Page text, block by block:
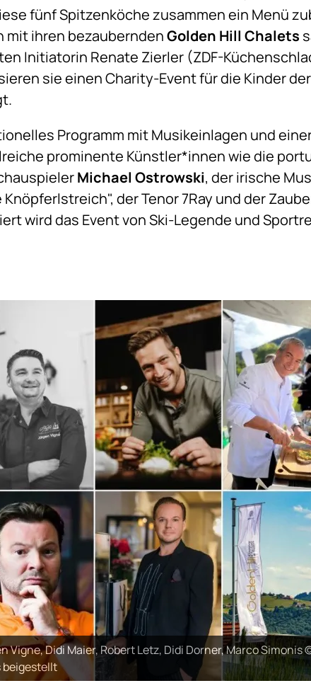
fünf Spitzenköche zusammen ein Menü
mit ihren bezauberndenGolden Hill Chalets
Initiatorin Renate Zierler (ZDF-
sie einen Charity-Event für die Kinder
Programm mit Musikeinlagen und
prominente Künstler*innen wie die
Michael Ostrowski, der irische
der Tenor 7Ray und der
wird das Event von Ski-Legende und
Vigne, Didi Maier, Robert Letz, Didi Dorner, Marco Simonis
beigestellt